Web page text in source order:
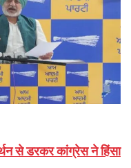
से डरकर कांग्रेस ने हिंसा